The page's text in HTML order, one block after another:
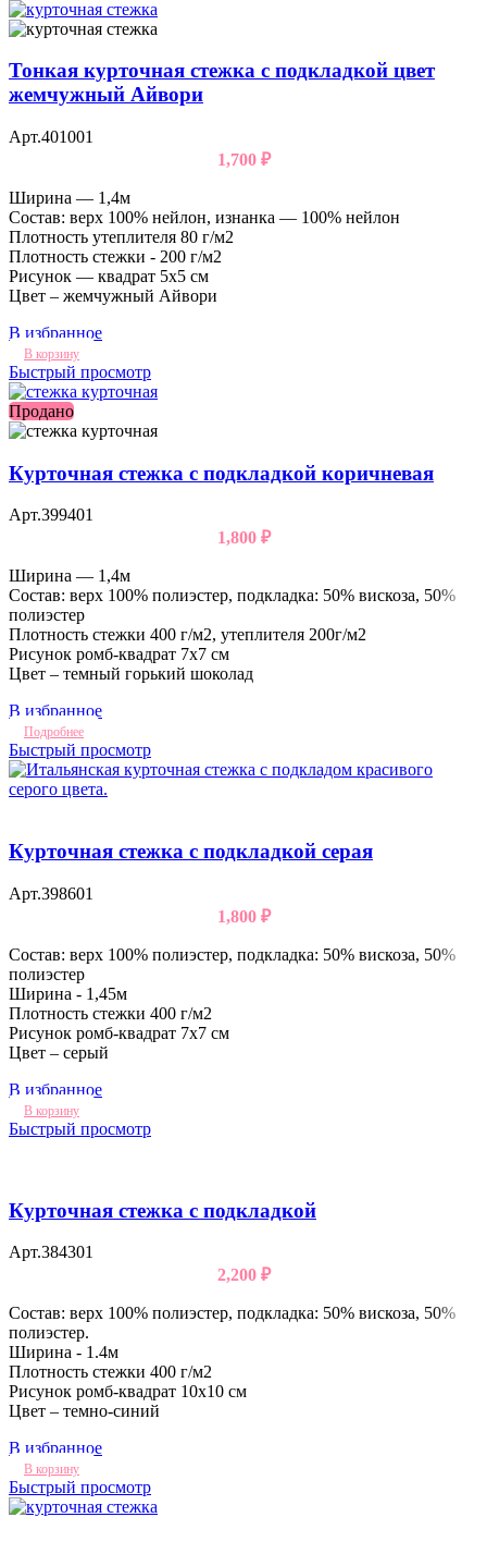
Тонкая курточная стежка с подкладкой цвет
жемчужный Айвори
Арт.401001
1,700 ₽
Ширина — 1,4м
Состав: верх 100% нейлон, изнанка — 100% нейлон
Плотность утеплителя 80 г/м2
Плотность стежки - 200 г/м2
Рисунок — квадрат 5х5 см
Цвет – жемчужный Айвори
В избранное
В корзину
Быстрый просмотр
Продано
Курточная стежка с подкладкой коричневая
Арт.399401
1,800 ₽
Ширина — 1,4м
Состав: верх 100% полиэстер, подкладка: 50% вискоза, 50%
полиэстер
Плотность стежки 400 г/м2, утеплителя 200г/м2
Рисунок ромб-квадрат 7х7 см
Цвет – темный горький шоколад
В избранное
Подробнее
Быстрый просмотр
Курточная стежка с подкладкой серая
Арт.398601
1,800 ₽
Состав: верх 100% полиэстер, подкладка: 50% вискоза, 50%
полиэстер
Ширина - 1,45м
Плотность стежки 400 г/м2
Рисунок ромб-квадрат 7х7 см
Цвет – серый
В избранное
В корзину
Быстрый просмотр
Курточная стежка с подкладкой
Арт.384301
2,200 ₽
Состав: верх 100% полиэстер, подкладка: 50% вискоза, 50%
полиэстер.
Ширина - 1.4м
Плотность стежки 400 г/м2
Рисунок ромб-квадрат 10х10 см
Цвет – темно-синий
В избранное
В корзину
Быстрый просмотр